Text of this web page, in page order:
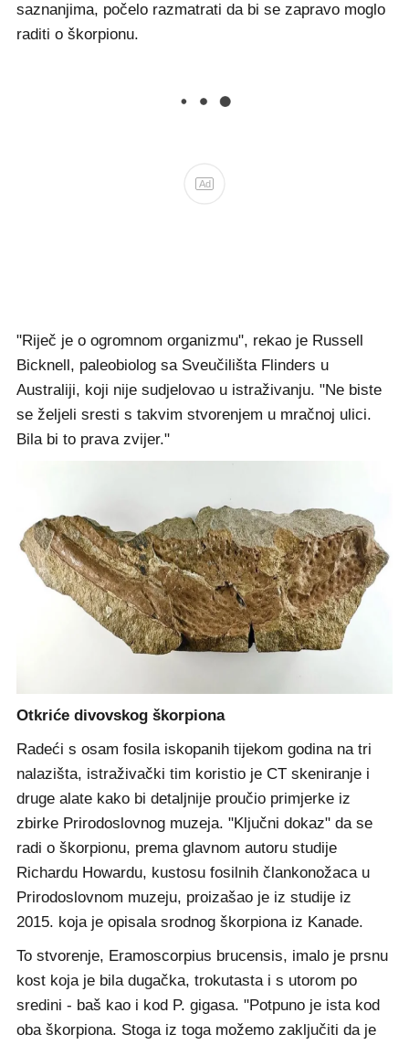
saznanjima, počelo razmatrati da bi se zapravo moglo
raditi o škorpionu.
Ad
"Riječ je o ogromnom organizmu", rekao je Russell
Bicknell, paleobiolog sa Sveučilišta Flinders u
Australiji, koji nije sudjelovao u istraživanju. "Ne biste
se željeli sresti s takvim stvorenjem u mračnoj ulici.
Bila bi to prava zvijer."
Fragment fosila upućuje na to da je P. gigas najvjerojatnije imao
Otkriće divovskog škorpiona
Radeći s osam fosila iskopanih tijekom godina na tri
nalazišta, istraživački tim koristio je CT skeniranje i
druge alate kako bi detaljnije proučio primjerke iz
zbirke Prirodoslovnog muzeja. "Ključni dokaz" da se
radi o škorpionu, prema glavnom autoru studije
Richardu Howardu, kustosu fosilnih člankonožaca u
Prirodoslovnom muzeju, proizašao je iz studije iz
2015. koja je opisala srodnog škorpiona iz Kanade.
To stvorenje, Eramoscorpius brucensis, imalo je prsnu
kost koja je bila dugačka, trokutasta i s utorom po
sredini - baš kao i kod P. gigasa. "Potpuno je ista kod
oba škorpiona. Stoga iz toga možemo zaključiti da je